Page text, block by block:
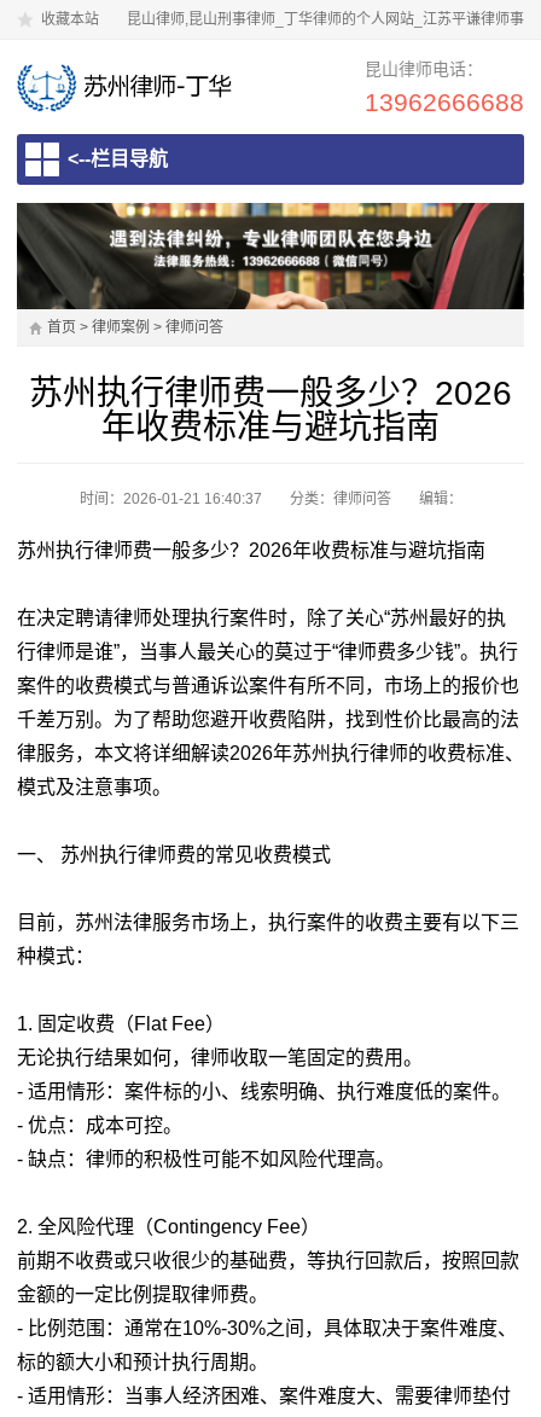
收藏本站 昆山律师,昆山刑事律师_丁华律师的个人网站_江苏平谦律师事
昆山律师电话：
13962666688
<--栏目导航
首页 > 律师案例 > 律师问答
苏州执行律师费一般多少？2026
年收费标准与避坑指南
时间：2026-01-21 16:40:37 分类： 律师问答 编辑：
苏州执行律师费一般多少？2026年收费标准与避坑指南
在决定聘请律师处理执行案件时，除了关心“苏州最好的执
行律师是谁”，当事人最关心的莫过于“律师费多少钱”。执行
案件的收费模式与普通诉讼案件有所不同，市场上的报价也
千差万别。为了帮助您避开收费陷阱，找到性价比最高的法
律服务，本文将详细解读2026年苏州执行律师的收费标准、
模式及注意事项。
一、 苏州执行律师费的常见收费模式
目前，苏州法律服务市场上，执行案件的收费主要有以下三
种模式：
1. 固定收费（Flat Fee）
无论执行结果如何，律师收取一笔固定的费用。
- 适用情形：案件标的小、线索明确、执行难度低的案件。
- 优点：成本可控。
- 缺点：律师的积极性可能不如风险代理高。
2. 全风险代理（Contingency Fee）
前期不收费或只收很少的基础费，等执行回款后，按照回款
金额的一定比例提取律师费。
- 比例范围：通常在10%-30%之间，具体取决于案件难度、
标的额大小和预计执行周期。
- 适用情形：当事人经济困难、案件难度大、需要律师垫付